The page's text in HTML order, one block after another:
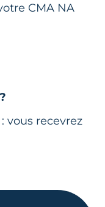
CMA NA
vous recevrez